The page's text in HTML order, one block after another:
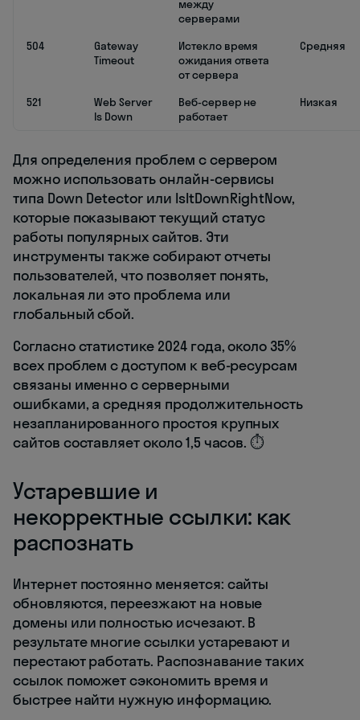
между
серверами
504
Gateway
Timeout
Истекло время
ожидания ответа
от сервера
Средняя
521
Web Server
Is Down
Веб-сервер не
работает
Низкая
Для определения проблем с сервером
можно использовать онлайн-сервисы
типа Down Detector или IsItDownRightNow,
которые показывают текущий статус
работы популярных сайтов. Эти
инструменты также собирают отчеты
пользователей, что позволяет понять,
локальная ли это проблема или
глобальный сбой.
Согласно статистике 2024 года, около 35%
всех проблем с доступом к веб-ресурсам
связаны именно с серверными
ошибками, а средняя продолжительность
незапланированного простоя крупных
сайтов составляет около 1,5 часов. ⏱️
Устаревшие и
некорректные ссылки: как
распознать
Интернет постоянно меняется: сайты
обновляются, переезжают на новые
домены или полностью исчезают. В
результате многие ссылки устаревают и
перестают работать. Распознавание таких
ссылок поможет сэкономить время и
быстрее найти нужную информацию.